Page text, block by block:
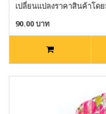
เปลี่ยนแปลงราคาสินค้าโด
90.00 บาท